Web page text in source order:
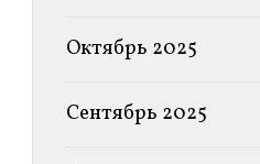
Октябрь 2025
Сентябрь 2025